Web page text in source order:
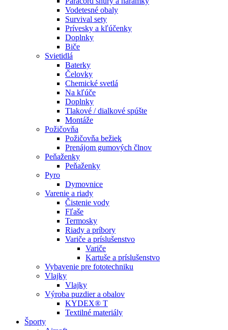
Vodetesné obaly
Survival sety
Prívesky a kľúčenky
Doplnky
Biče
Svietidlá
Baterky
Čelovky
Chemické svetlá
Na kľúče
Doplnky
Tlakové / dialkové spúšte
Montáže
Požičovňa
Požičovňa bežiek
Prenájom gumových člnov
Peňaženky
Peňaženky
Pyro
Dymovnice
Varenie a riady
Čistenie vody
Fľaše
Termosky
Riady a príbory
Variče a príslušenstvo
Variče
Kartuše a príslušenstvo
Vybavenie pre fototechniku
Vlajky
Vlajky
Výroba puzdier a obalov
KYDEX® T
Textilné materiály
Športy